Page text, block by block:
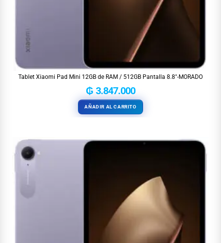
Tablet Xiaomi Pad Mini 12GB de RAM / 512GB Pantalla 8.8″-MORADO
₲ 3.847.000
AÑADIR AL CARRITO